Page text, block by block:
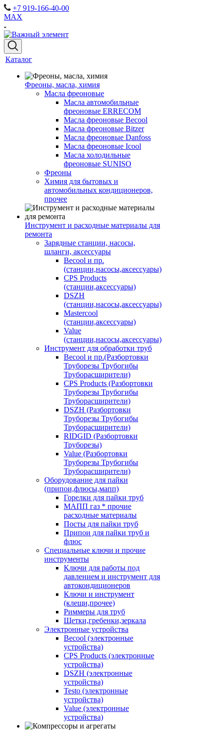
+7 919-166-40-00
MAX
Каталог
Фреоны, масла, химия
Масла фреоновые
Масла автомобильные
фреоновые ERRECOM
Масла фреоновые Becool
Масла фреоновые Bitzer
Масла фреоновые Danfoss
Масла фреоновые Icool
Масла холодильные
фреоновые SUNISO
Фреоны
Химия для бытовых и
автомобильных кондиционеров,
прочее
Инструмент и расходные материалы для
ремонта
Зарядные станции, насосы,
шланги, аксессуары
Becool и пр.
(станции,насосы,аксессуары)
CPS Products
(станции,аксессуары)
DSZH
(станции,насосы,аксессуары)
Mastercool
(станции,аксессуары)
Value
(станции,насосы,аксессуары)
Инструмент для обработки труб
Becool и пр.(Разбортовки
Труборезы Трубогибы
Труборасширители)
CPS Products (Разбортовки
Труборезы Трубогибы
Труборасширители)
DSZH (Разбортовки
Труборезы Трубогибы
Труборасширители)
RIDGID (Разбортовки
Труборезы)
Value (Разбортовки
Труборезы Трубогибы
Труборасширители)
Оборудование для пайки
(припои,флюсы,мапп)
Горелки для пайки труб
МАПП газ * прочие
расходные материалы
Посты для пайки труб
Припои для пайки труб и
флюс
Специальные ключи и прочие
инструменты
Ключи для работы под
давлением и инструмент для
автокондиционеров
Ключи и инструмент
(клещи,прочее)
Риммеры для труб
Щетки,гребенки,зеркала
Электронные устройства
Becool (электронные
устройства)
CPS Products (электронные
устройства)
DSZH (электронные
устройства)
Testo (электронные
устройства)
Value (электронные
устройства)